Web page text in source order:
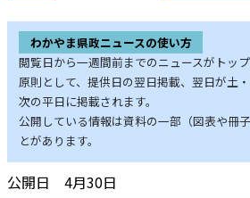
わかやま県政ニュースの使い方
閲覧日から一週間前までのニュースがトッ
原則として、提供日の翌日掲載、翌日が土
次の平日に掲載されます。
公開している情報は資料の一部（図表や冊
とがあります。
公開日 4月30日